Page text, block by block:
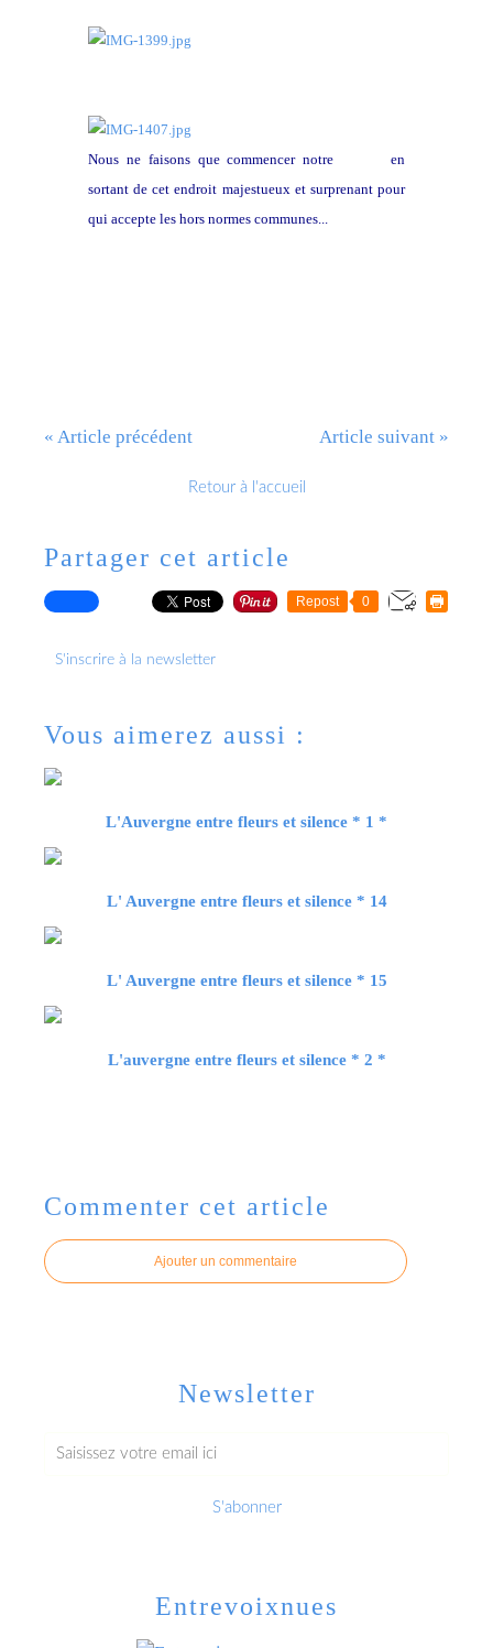
Nous ne faisons que commencer notre
en
sortant de cet endroit majestueux et surprenant pour
qui accepte les hors normes communes...
« Article précédent Article suivant »
Retour à l'accueil
Partager cet article
Repost 0
S'inscrire à la newsletter
Vous aimerez aussi :
L'Auvergne entre fleurs et silence * 1 *
L' Auvergne entre fleurs et silence * 14
L' Auvergne entre fleurs et silence * 15
L'auvergne entre fleurs et silence * 2 *
Commenter cet article
Ajouter un commentaire
Newsletter
Entrevoixnues